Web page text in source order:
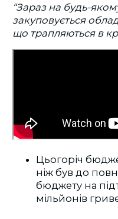
“Зараз на будь-
закуповується
що трапляються в
Цьогоріч
ніж був до
бюджету на
мільйонів